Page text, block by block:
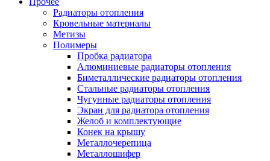
Радиаторы отопления
Кровельные материалы
Метизы
Полимеры
Пробка радиатора
Алюминиевые радиаторы отопления
Биметаллические радиаторы отопления
Стальные радиаторы отопления
Чугунные радиаторы отопления
Экран для радиатора отопления
Желоб и комплектующие
Конек на крышу
Металлочерепица
Металлошифер